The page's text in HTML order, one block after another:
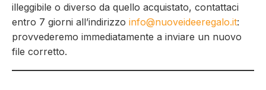
illeggibile o diverso da quello acquistato, contattaci
entro 7 giorni all’indirizzo info@nuoveideeregalo.it:
provvederemo immediatamente a inviare un nuovo
file corretto.